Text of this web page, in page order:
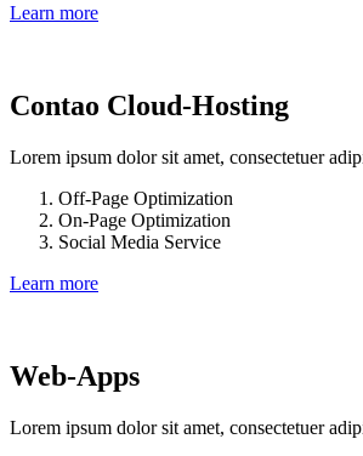
Learn more
Contao Cloud-Hosting
Lorem ipsum dolor sit amet, consectetuer
Off-Page Optimization
On-Page Optimization
Social Media Service
Learn more
Web-Apps
Lorem ipsum dolor sit amet, consectetuer